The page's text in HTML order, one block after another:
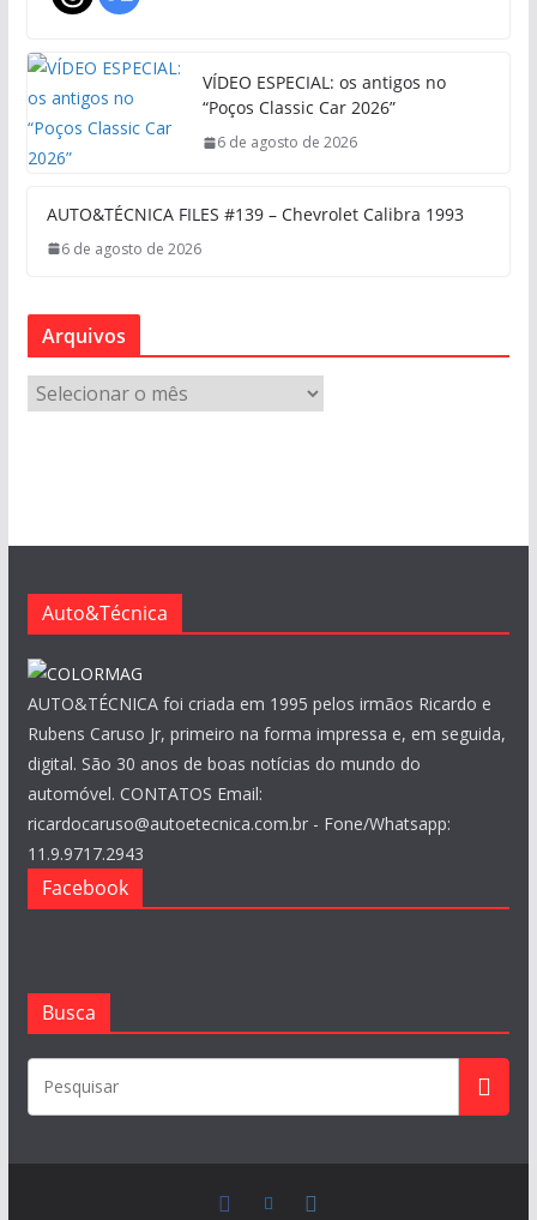
VÍDEO ESPECIAL: os antigos no
“Poços Classic Car 2026”
6 de agosto de 2026
AUTO&TÉCNICA FILES #139 – Chevrolet Calibra 1993
6 de agosto de 2026
Arquivos
r
s
Auto&Técnica
AUTO&TÉCNICA foi criada em 1995 pelos irmãos Ricardo e
Rubens Caruso Jr, primeiro na forma impressa e, em seguida,
digital. São 30 anos de boas notícias do mundo do
automóvel. CONTATOS Email:
ricardocaruso@autoetecnica.com.br - Fone/Whatsapp:
11.9.9717.2943
Facebook
Busca